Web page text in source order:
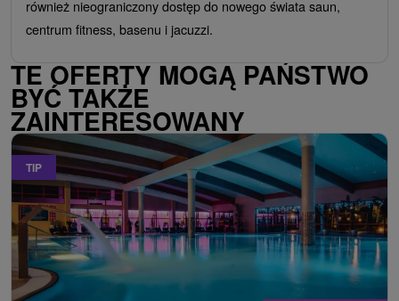
również nieograniczony dostęp do nowego świata saun,
centrum fitness, basenu i jacuzzi.
TE OFERTY MOGĄ PAŃSTWO
BYĆ TAKŻE
ZAINTERESOWANY
TIP